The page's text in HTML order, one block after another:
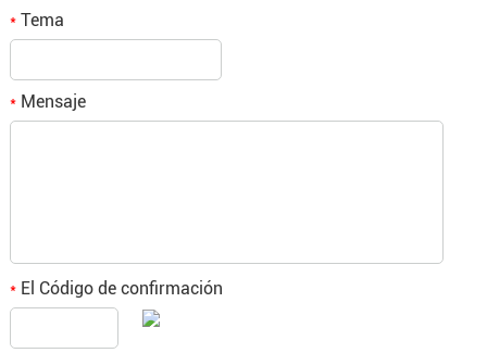
*Tema
*Mensaje
*El Código de confirmación